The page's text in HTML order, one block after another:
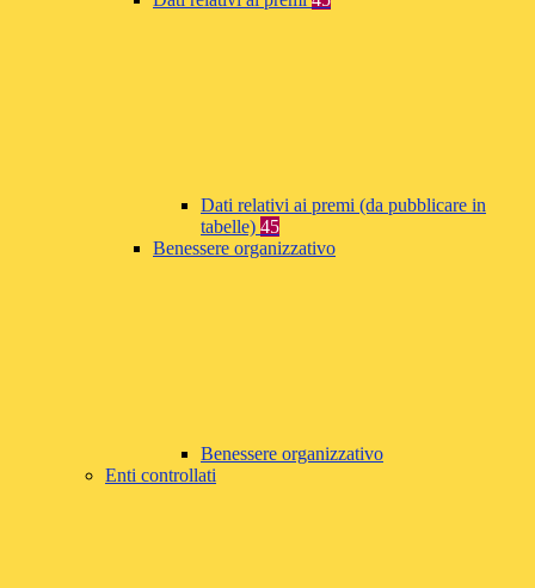
Dati relativi ai premi (da pubblicare in
tabelle) 45
Benessere organizzativo
Benessere organizzativo
Enti controllati